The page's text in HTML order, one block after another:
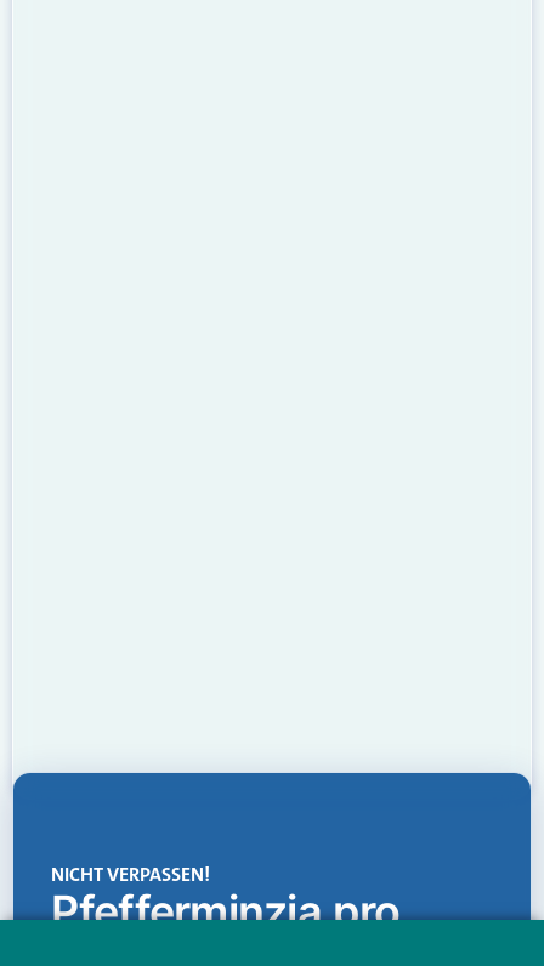
NICHT VERPASSEN!
Pfefferminzia.pro